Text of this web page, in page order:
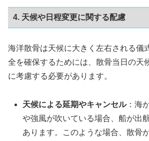
4. 天候や日程変更に関する配慮
海洋散骨は天候に大きく左右される儀
全を確保するためには、散骨当日の天
に考慮する必要があります。
天候による延期やキャンセル：海
や強風が吹いている場合、船が出
あります。このような場合、散骨